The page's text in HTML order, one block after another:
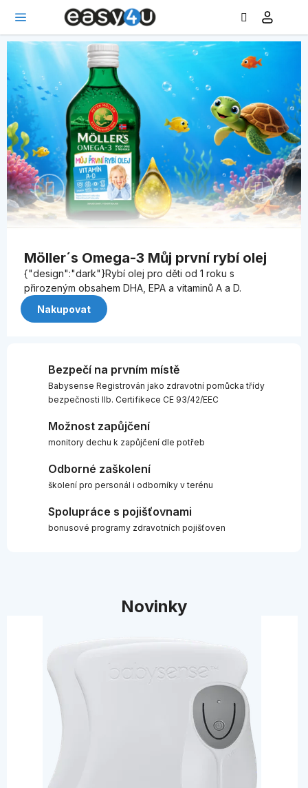
obsah
E
a
s
y
4
u
.
c
Möller´s Omega-3 Můj první rybí olej
{"design":"dark"}Rybí olej pro děti od 1 roku s
přirozeným obsahem DHA, EPA a vitaminů A a D.
Nakupovat
Předchozí
Bezpečí na prvním místě
Babysense Registrován jako zdravotní pomůcka třídy
bezpečnosti IIb. Certifikece CE 93/42/EEC
Možnost zapůjčení
monitory dechu k zapůjčení dle potřeb
Odborné zaškolení
školení pro personál i odborníky v terénu
Spolupráce s pojišťovnami
bonusové programy zdravotních pojišťoven
Novinky